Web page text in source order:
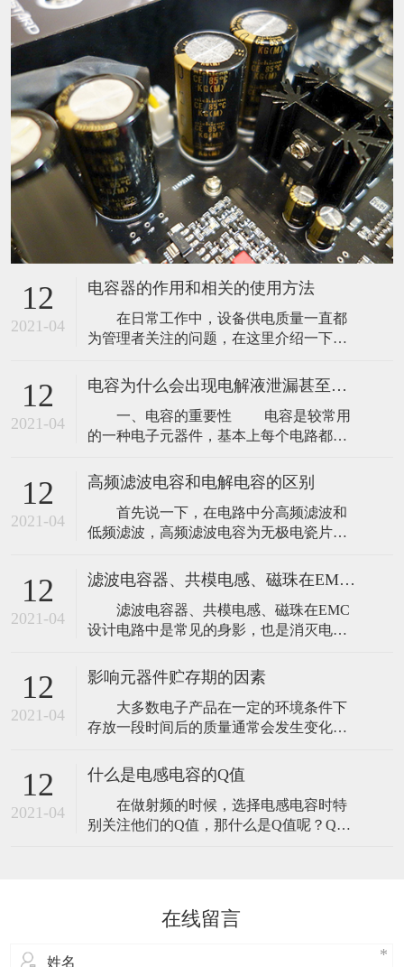
12
2021-04
电容器的作用和相关的使用方法
在日常工作中，设备供电质量一直都
为管理者关注的问题，在这里介绍一下电
什么要使用电容器？ 电容器主要用于
补偿工频电力系统的感性无功功率，以提
高功率因数，改善供电质量，降低线路损
耗。 2、电容器在什么样的电压下运行
12
2021-04
电容为什么会出现电解液泄漏甚至爆浆呢？
一、电容的重要性 电容是较常用
的一种电子元器件，基本上每个电路都会
路，那么电容为什么会出现电解液泄漏甚
至爆浆呢？ 二、电容爆浆原因解析
电容爆浆的原因其实有很多，比如电
流大于允许的稳波电流、使用电压超出工
1、
12
2021-04
高频滤波电容和电解电容的区别
首先说一下，在电路中分高频滤波和
低频滤波，高频滤波电容为无极电瓷片。
很大的电解电容C1与一个容量很小的电容
C2并联。C1是一个1000μF的大容量滤波电
容，C2是一个只有0.01μF的小电容，为高
频滤波电容，用来进行高频成分的滤波，
12
2021-04
滤波电容器、共模电感、磁珠在EMC设计电路的关系
滤波电容器、共模电感、磁珠在EMC
设计电路中是常见的身影，也是消灭电磁
中的作用，相信还有很多人还不是很清
楚，文章从设计中详细分析了消灭EMC三
大利器的原理。 【滤波电容】 尽
管从滤除高频噪声的角度看，电容的谐振
有害
12
2021-04
影响元器件贮存期的因素
大多数电子产品在一定的环境条件下
存放一段时间后的质量通常会发生变化，
限，其质量和可靠性将不能保证，所以必
须规定一个贮存期，也可以理解为食品安
全的“保质期”。 元器件的贮存期是指
从生产完成并检验合格至装机前在一定环
12
2021-04
什么是电感电容的Q值
在做射频的时候，选择电感电容时特
别关注他们的Q值，那什么是Q值呢？Q值
用该元件组成的电路或网络的选择性愈
在线留言